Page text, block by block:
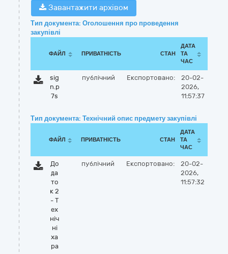
Завантажити архівом
Тип документа: Оголошення про проведення
закупівлі
ФАЙЛ ПРИВАТНІСТЬ СТАН
ДАТА
ТА
ЧАС
sig
n.p
7s
публічний Експортовано:
20-02-
2026,
11:57:37
Тип документа: Технічний опис предмету закупівлі
ФАЙЛ ПРИВАТНІСТЬ СТАН
ДАТА
ТА
ЧАС
До
да
то
к 2
- Т
ех
ніч
ні
ха
ра
публічний Експортовано:
20-02-
2026,
11:57:32